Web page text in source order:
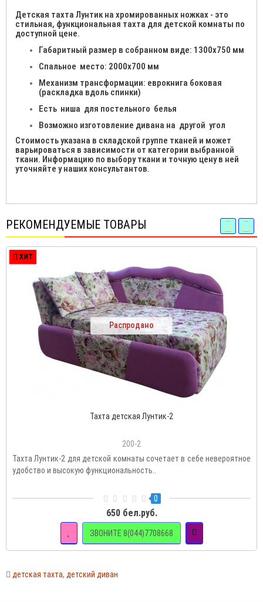
Детская тахта Лунтик на хромированных ножках - это
стильная, функциональная тахта для детской комнаты по
доступной цене.
Габаритный размер в собранном виде: 1300х750 мм
Спальное место: 2000х700 мм
Механизм трансформации: еврокнига боковая
(раскладка вдоль спинки)
Есть ниша для постельного белья
Возможно изготовление дивана на другой угол
Стоимость указана в складской группе тканей и может
варьироваться в зависимости от категории выбранной
ткани. Информацию по выбору ткани и точную цену в ней
уточняйте у наших консультантов.
РЕКОМЕНДУЕМЫЕ ТОВАРЫ
ХИТ
Распродано
Тахта детская Лунтик-2
200-2
Тахта Лунтик-2 для детской комнаты сочетает в себе невероятное
удобство и высокую функциональность..
0
650 бел.руб.
ЗВОНИТЕ 8(044)7708668
детская тахта, детский диван